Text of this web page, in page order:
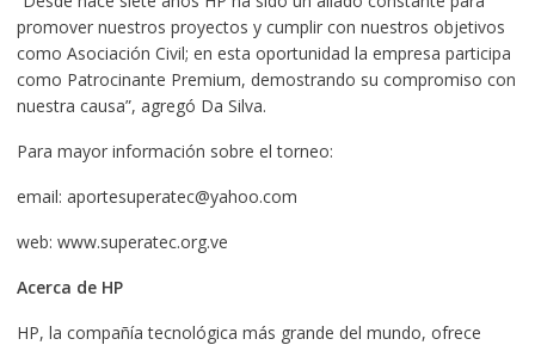
promover nuestros proyectos y cumplir con nuestros objetivos
como Asociación Civil; en esta oportunidad la empresa participa
como Patrocinante Premium, demostrando su compromiso con
nuestra causa”, agregó Da Silva.
Para mayor información sobre el torneo:
email: aportesuperatec@yahoo.com
web: www.superatec.org.ve
Acerca de HP
HP, la compañía tecnológica más grande del mundo, ofrece